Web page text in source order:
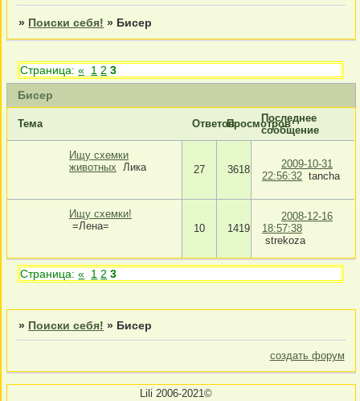
» Поиски себя! » Бисер
Бисер
Страница:« 1 2 3
Тема ОтветовПросмотровПоследнее
сообщение
Ищу схемки
животных
Лика 27 3618
2009-10-31
22:56:32 tancha
Ищу схемки!
=Лена=
10 1419
2008-12-16
18:57:38
strekoza
Страница:« 1 2 3
» Поиски себя! » Бисер
создать форум
Lili 2006-2021©